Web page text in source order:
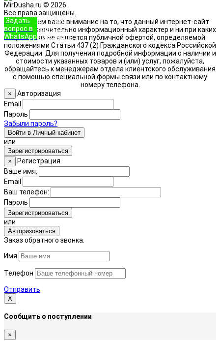
MirDusha.ru © 2026.
Все права защищены.
Обращаем ваше внимание на то, что данный интернет-сайт
носит исключительно информационный характер и ни при каких
условиях не является публичной офертой, определяемой
положениями Статьи 437 (2) Гражданского кодекса Российской
Федерации. Для получения подробной информации о наличии и
стоимости указанных товаров и (или) услуг, пожалуйста,
обращайтесь к менеджерам отдела клиентского обслуживания
с помощью специальной формы связи или по контактному
номеру телефона.
Задать
вопрос в
WhatsApp
+7 (933)
888-8322
Позвонить
×
Авторизация
Email
Пароль
Забыли пароль?
Войти в Личный кабинет
или
Зарегистрироваться
×
Регистрация
Ваше имя:
Email
Ваш телефон:
Пароль
Зарегистрироваться
или
Авторизоваться
Заказ обратного звонка.
Имя
Телефон
Отправить
Х
Сообщить о поступлении
×